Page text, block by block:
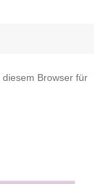
Browser für